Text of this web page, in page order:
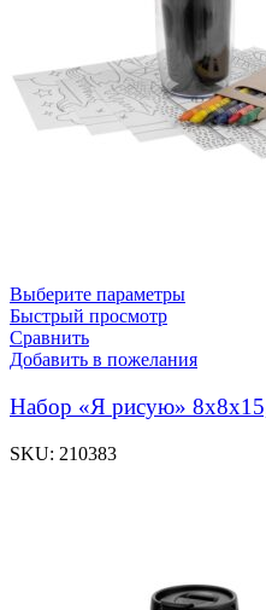
Выберите параметры
Быстрый просмотр
Сравнить
Добавить в пожелания
Набор «Я рисую»
SKU: 210383